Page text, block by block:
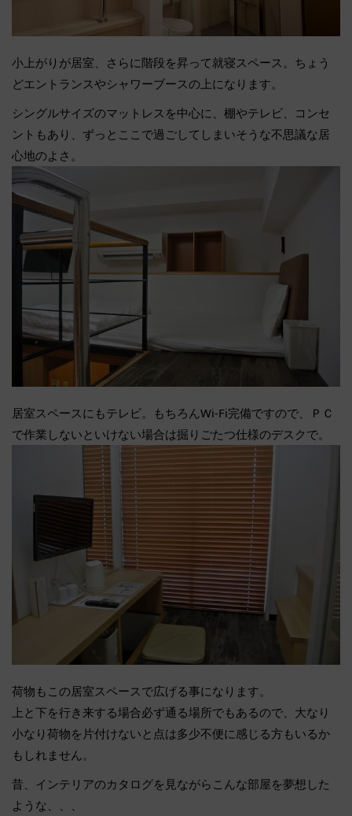
小上がりが居室、さらに階段を昇って就寝スペース。ちょう
どエントランスやシャワーブースの上になります。
シングルサイズのマットレスを中心に、棚やテレビ、コンセ
ントもあり、ずっとここで過ごしてしまいそうな不思議な居
心地のよさ。
居室スペースにもテレビ。もちろんWi-Fi完備ですので、ＰＣ
で作業しないといけない場合は掘りごたつ仕様のデスクで。
荷物もこの居室スペースで広げる事になります。
上と下を行き来する場合必ず通る場所でもあるので、大なり
小なり荷物を片付けないと点は多少不便に感じる方もいるか
もしれません。
昔、インテリアのカタログを見ながらこんな部屋を夢想した
ような、、、